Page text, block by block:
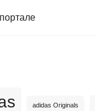
adidas Originals